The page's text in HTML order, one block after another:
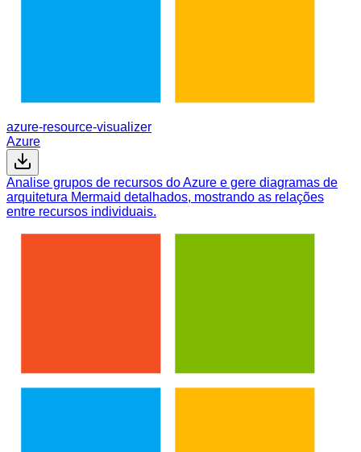
azure-resource-visualizer
Azure
Analise grupos de recursos do Azure e gere diagramas de
arquitetura Mermaid detalhados, mostrando as relações
entre recursos individuais.